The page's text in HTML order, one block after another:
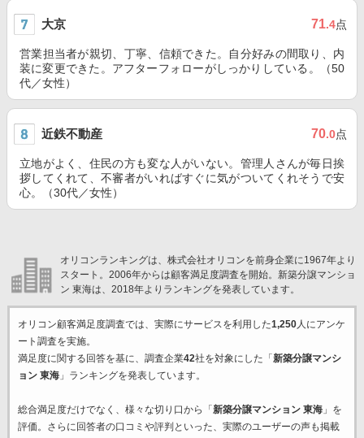
大京 71.4点
営業担当者が親切、丁寧、信頼できた。自分好みの間取り、内
装に変更できた。アフターフォローがしっかりしている。（50
代／女性）
近鉄不動産 70.0点
立地がよく、住民の方も変な人がいない。管理人さんが毎日挨
拶してくれて、不審者がいればすぐに気がついてくれそうで安
心。（30代／女性）
オリコンランキングは、株式会社オリコンを前身企業に1967年より
スタート。2006年からは顧客満足度調査を開始。新築分譲マンショ
ン 東海は、2018年よりランキングを発表しています。
オリコン顧客満足度調査では、実際にサービスを利用した1,250人にアンケ
ート調査を実施。
満足度に関する回答を基に、調査企業42社を対象にした「 新築分譲マンシ
ョン 東海」ランキングを発表しています。
総合満足度だけでなく、様々な切り口から「 新築分譲マンション 東海」を
評価。さらに回答者の口コミや評判といった、実際のユーザーの声も掲載